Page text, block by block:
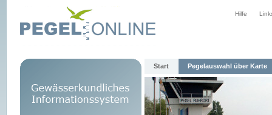
Hilfe
Start Pegelauswahl über Karte